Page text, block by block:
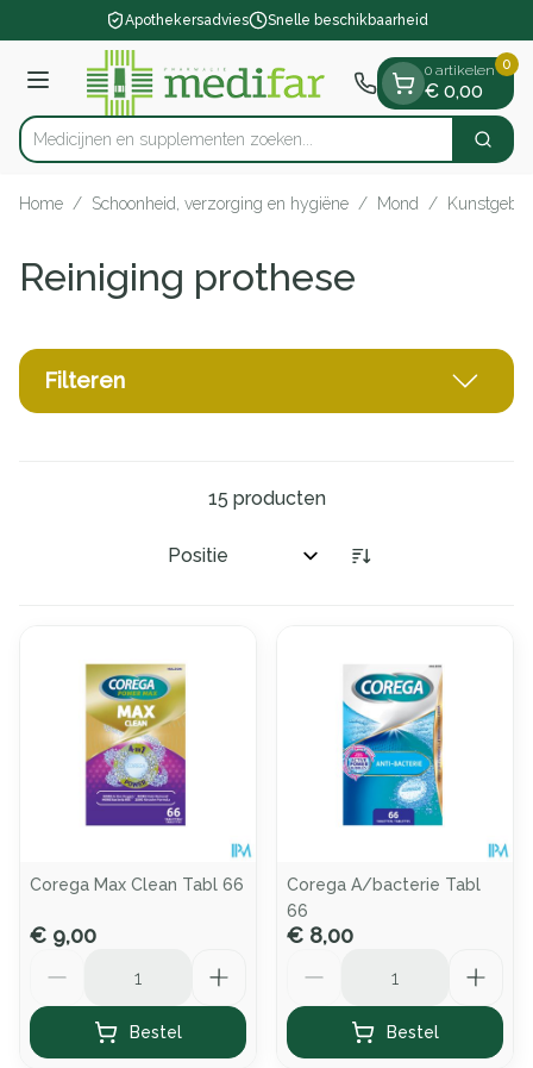
Ga naar de inhoudApothekersadvies Snelle beschikbaarheid
Menu
Product, merk, categorie...
Medicijnen en supplementen zoeken... Zoek
0 artikelen
€ 0,00
0
Home / Schoonheid, verzorging en hygiëne / Mond / Kunstgebit
Reiniging prothese
Filteren
15 producten
Sorteer op:
Corega Max Clean Tabl 66
€ 9,00
Bestel
Corega A/bacterie Tabl
66
€ 8,00
Bestel